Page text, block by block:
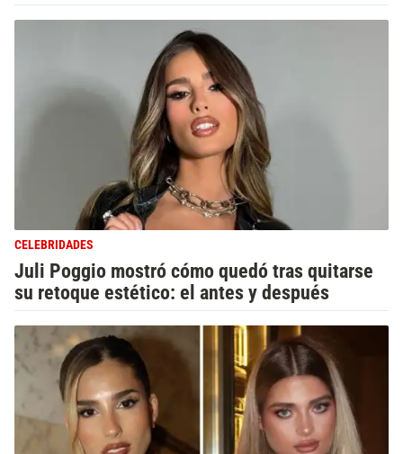
CELEBRIDADES
Juli Poggio mostró cómo quedó tras quitarse
su retoque estético: el antes y después